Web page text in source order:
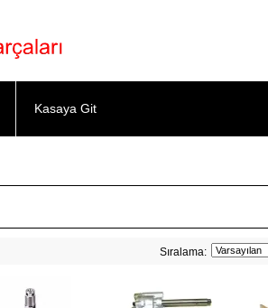
Kasaya Git
Sıralama: